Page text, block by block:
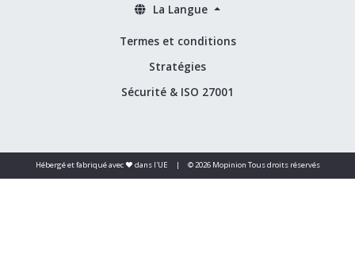
Termes et conditions
Stratégies
Sécurité & ISO 27001
La Langue
Hébergé et fabriqué avec ❤️ dans l'UE | © 2026 Mopinion Tous droits réservés